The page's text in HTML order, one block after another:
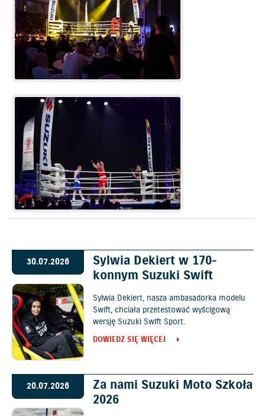
30.07.2026
Sylwia Dekiert w 170-
konnym Suzuki Swift
Sylwia Dekiert, nasza ambasadorka modelu
Swift, chciała przetestować wyścigową
wersję Suzuki Swift Sport.
DOWIEDZ SIĘ WIĘCEJ
20.07.2026
Za nami Suzuki Moto Szkoła
2026